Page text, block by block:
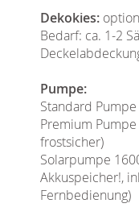
Dekokies:
Bedarf: ca. 1-2
Pumpe:
Standard Pumpe
Premium Pumpe
frostsicher)
Solarpumpe
Akkuspeicher!,
Fernbedienung)